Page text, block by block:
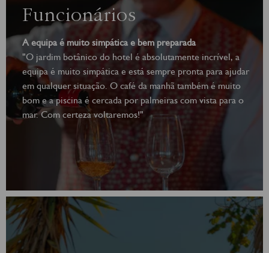
Funcionários
A equipa é muito simpática e bem preparada
"O jardim botânico do hotel é absolutamente incrível, a
equipa é muito simpática e está sempre pronta para ajudar
em qualquer situação. O café da manhã também é muito
bom e a piscina é cercada por palmeiras com vista para o
mar. Com certeza voltaremos!"